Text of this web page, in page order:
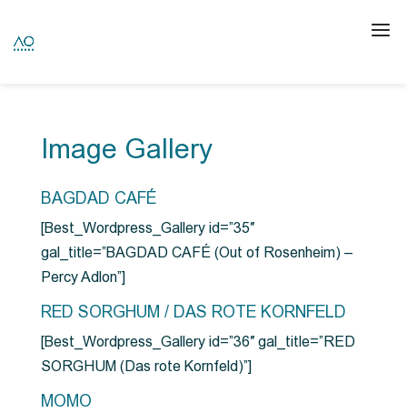
Image Gallery
BAGDAD CAFÉ
[Best_Wordpress_Gallery id=”35″
gal_title=”BAGDAD CAFÉ (Out of Rosenheim) –
Percy Adlon”]
RED SORGHUM / DAS ROTE KORNFELD
[Best_Wordpress_Gallery id=”36″ gal_title=”RED
SORGHUM (Das rote Kornfeld)”]
MOMO